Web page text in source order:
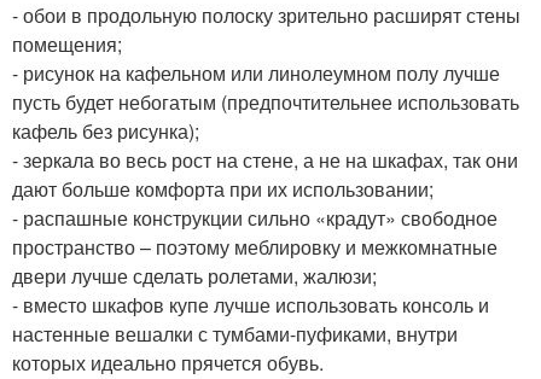
- обои в продольную полоску зрительно расширят стены
помещения;
- рисунок на кафельном или линолеумном полу лучше
пусть будет небогатым (предпочтительнее использовать
кафель без рисунка);
- зеркала во весь рост на стене, а не на шкафах, так они
дают больше комфорта при их использовании;
- распашные конструкции сильно «крадут» свободное
пространство – поэтому меблировку и межкомнатные
двери лучше сделать ролетами, жалюзи;
- вместо шкафов купе лучше использовать консоль и
настенные вешалки с тумбами-пуфиками, внутри
которых идеально прячется обувь.